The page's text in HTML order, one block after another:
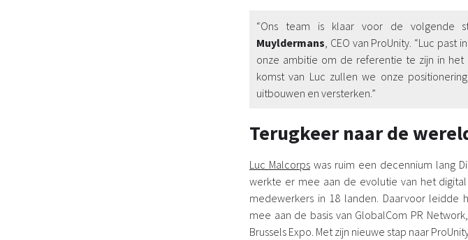
“Ons team is klaar voor de volgende
Muyldermans , CEO van ProUnity. “Luc
onze ambitie om de referentie te zijn in
komst van Luc zullen we onze
uitbouwen en versterken.”
Terugkeer naar de
Luc Malcorps was ruim een decennium lang
werkte er mee aan de evolutie van het
medewerkers in 18 landen. Daarvoor leidde
mee aan de basis van GlobalCom PR
Brussels Expo. Met zijn nieuwe stap naar